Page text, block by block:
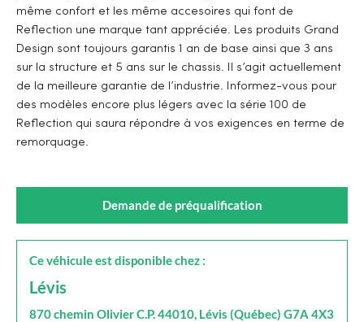
même confort et les même accesoires qui font de
Reflection une marque tant appréciée. Les produits Grand
Design sont toujours garantis 1 an de base ainsi que 3 ans
sur la structure et 5 ans sur le chassis. Il s’agit actuellement
de la meilleure garantie de l’industrie. Informez-vous pour
des modèles encore plus légers avec la série 100 de
Reflection qui saura répondre à vos exigences en terme de
remorquage.
Demande de préqualification
Ce véhicule est disponible chez :
Lévis
870 chemin Olivier C.P. 44010, Lévis (Québec) G7A 4X3